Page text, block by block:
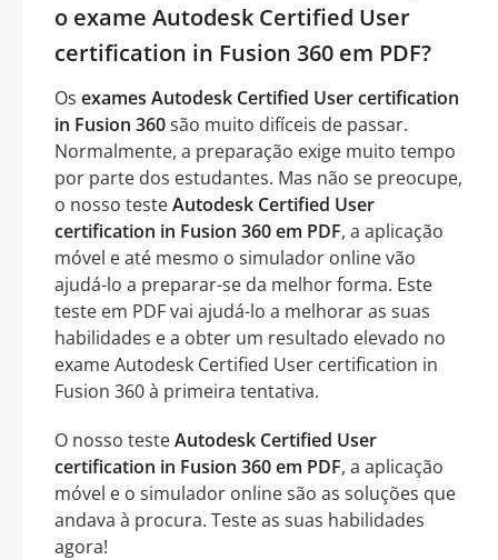
o exame Autodesk Certified User
certification in Fusion 360 em PDF?
Os exames Autodesk Certified User certification
in Fusion 360são muito difíceis de passar.
Normalmente, a preparação exige muito tempo
por parte dos estudantes. Mas não se preocupe,
o nosso testeAutodesk Certified User
certification in Fusion 360 em PDF, a aplicação
móvel e até mesmo o simulador online vão
ajudá-lo a preparar-se da melhor forma. Este
teste em PDF vai ajudá-lo a melhorar as suas
habilidades e a obter um resultado elevado no
exame Autodesk Certified User certification in
Fusion 360 à primeira tentativa.
O nosso testeAutodesk Certified User
certification in Fusion 360 em PDF, a aplicação
móvel e o simulador online são as soluções que
andava à procura. Teste as suas habilidades
agora!